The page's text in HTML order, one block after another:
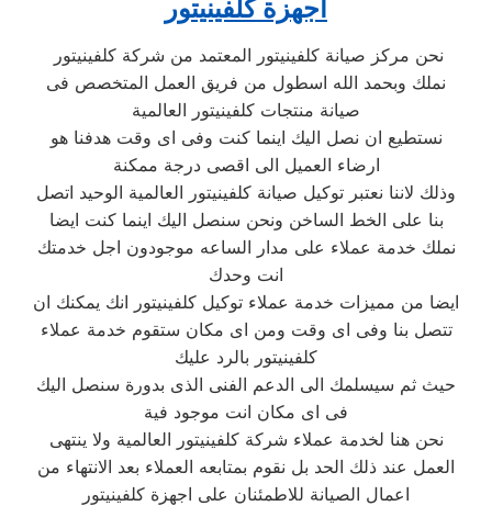
اجهزة كلفينيتور
نملك وبحمد الله اسطول من فريق العمل المتخصص فى
صيانة منتجات كلفينيتور العالمية
نستطيع ان نصل اليك اينما كنت وفى اى وقت هدفنا هو
ارضاء العميل الى اقصى درجة ممكنة
وذلك لاننا نعتبر توكيل صيانة كلفينيتور العالمية الوحيد اتصل
بنا على الخط الساخن ونحن سنصل اليك اينما كنت ايضا
نملك خدمة عملاء على مدار الساعه موجودون اجل خدمتك
انت وحدك
ايضا من مميزات خدمة عملاء توكيل كلفينيتور انك يمكنك ان
تتصل بنا وفى اى وقت ومن اى مكان ستقوم خدمة عملاء
كلفينيتور بالرد عليك
حيث ثم سيسلمك الى الدعم الفنى الذى بدورة سنصل اليك
فى اى مكان انت موجود فية
نحن هنا لخدمة عملاء شركة كلفينيتور العالمية ولا ينتهى
العمل عند ذلك الحد بل نقوم بمتابعه العملاء بعد الانتهاء من
اعمال الصيانة للاطمئنان على اجهزة كلفينيتور